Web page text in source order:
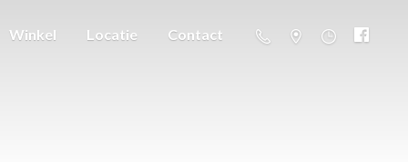
Winkel Locatie Contact